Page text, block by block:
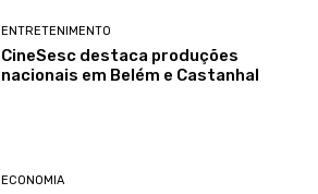
ENTRETENIMENTO
CineSesc destaca produções
nacionais em Belém e Castanhal
ECONOMIA